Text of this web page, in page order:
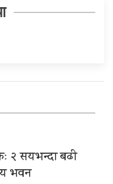
२ सयभन्दा बढी
भवन